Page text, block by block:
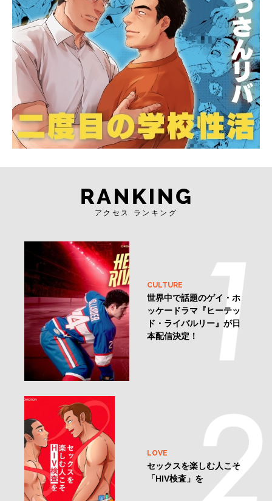
アクセス ランキング
CULTURE
世界中で話題のゲイ・ホ
ッケードラマ『ヒーテッ
ド・ライバルリー』が日
本配信決定！
LOVE
セックスを楽しむ人こそ
「HIV検査」を